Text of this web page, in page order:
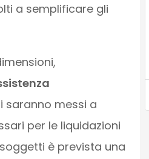
a semplificare gli
saranno messi a
per le liquidazioni
è prevista una